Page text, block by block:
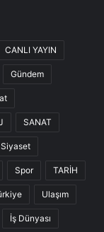
CANLI YAYIN
Gündem
SANAT
Siyaset
Spor TARİH
Ulaşım
İş Dünyası